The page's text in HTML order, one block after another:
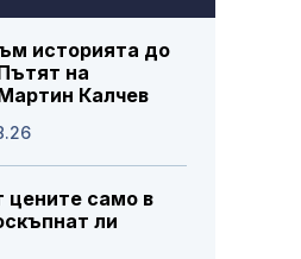
историята до
на
Калчев
цените само в
ли